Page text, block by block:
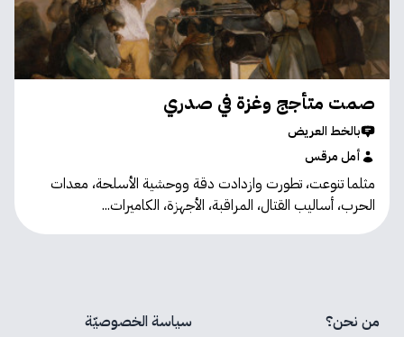
صمت متأجج وغزة في صدري
بالخط العريض
أمل مرقس
مثلما تنوعت، تطورت وازدادت دقة ووحشية الأسلحة، معدات
الحرب، أساليب القتال، المراقبة، الأجهزة، الكاميرات...
من نحن؟
سياسة الخصوصيّة